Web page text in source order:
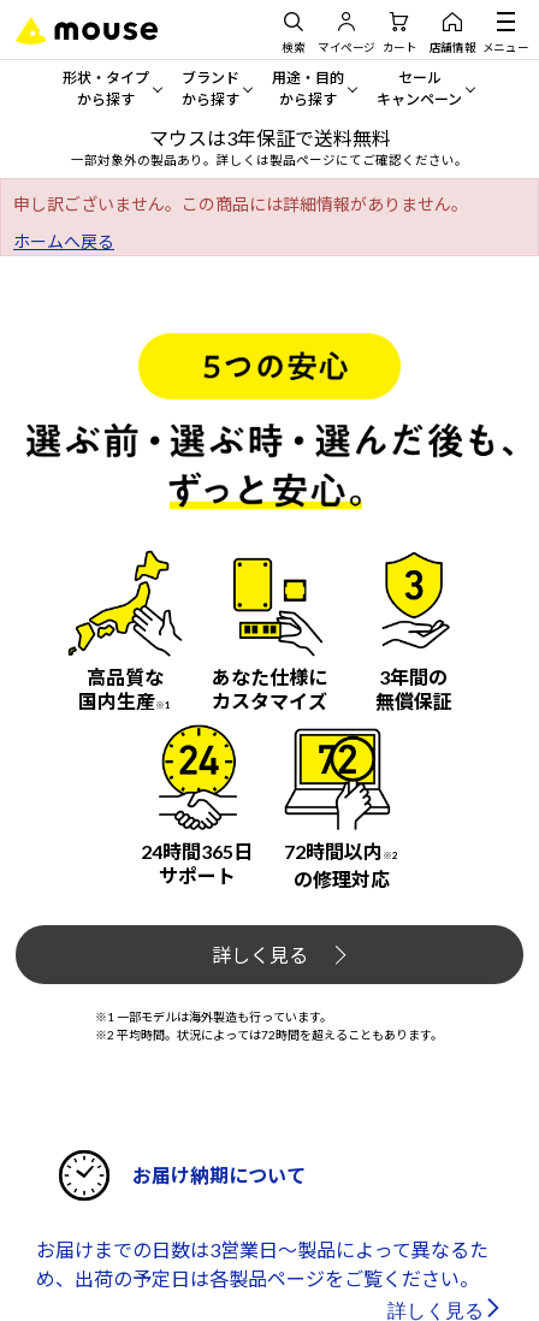
検索 マイページ カート 店舗情報 メニュー
形状・タイプ
から探す
形状・タイプから探す をすべてみる
デスクトップPC
ノートPC
ワークステーション
Windows 11|
ブランド
から探す
mouse
G TUNE
NEXTGEAR
MousePro
iiyama
Windows 11| Copilot+ PC
用途・目的
から探す
一般向けパソコン
ゲーミングPC・ゲーム向けパソコン
クリエイティブ向け
学習向けパソコン
スペック/パーツ別
AIおすすめパソコン
Copilot+ PC
セール
キャンペーン
セール・キャンペー
期間限定セール
おすすめ目玉パソコン
今イチオシのパソコンをピ
Windows 11| Copilot+ PC
マウスは3年保証で送料無料
一部対象外の製品あり。詳しくは製品ページにてご確認ください。
申し訳ございません。この商品には詳細情報がありません。
ホームへ戻る
高品質な
国内生産※1
あなた仕様に
カスタマイズ
3年間の
無償保証
24時間365日
サポート
72時間以内 ※2
の修理対応
詳しく見る
※1 一部モデルは海外製造も行っています。
※2 平均時間。状況によっては72時間を超えることもあります。
お届け納期について
お届けまでの日数は3営業日～製品によって異なるた
め、出荷の予定日は各製品ページをご覧ください。
詳しく見る